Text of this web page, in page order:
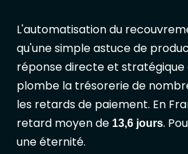
L'automatisation du
qu'une simple astuce de
réponse directe et stratégique
plombe la trésorerie de
les retards de paiement. En
retard moyen de 13,6 jours.
une éternité.